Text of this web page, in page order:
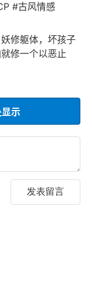
#古风情感
修躯体，坏孩子
修一个以恶止
示
发表留言